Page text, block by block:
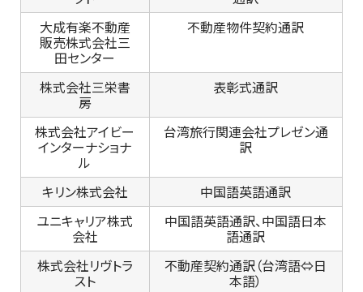
大成有楽不動産
販売株式会社三
田センター
不動産物件契約通訳
株式会社三栄書
房
表彰式通訳
株式会社アイビー
インターナショナ
ル
台湾旅行関連会社プレゼン通
訳
キリン株式会社
中国語英語通訳
ユニキャリア株式
会社
中国語英語通訳、中国語日本
語通訳
株式会社リヴトラ
スト
不動産契約通訳（台湾語⇔日
本語）